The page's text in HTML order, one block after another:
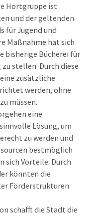
Hortgruppe ist
und der geltenden
für Jugend und
Maßnahme hat sich
bisherige Bücherei für
stellen. Durch diese
zusätzliche
werden, ohne
müssen.
eine
Lösung, um
zu werden und
bestmöglich
sich Vorteile: Durch
könnten die
Förderstrukturen
schafft die Stadt die